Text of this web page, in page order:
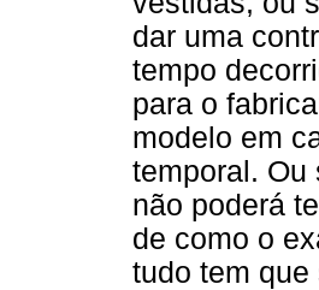
dar uma
tempo
para o
modelo em
temporal. Ou
não poderá
de como o
tudo tem